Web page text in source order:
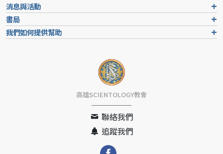
消息與活動
書局
我們如何提供幫助
高雄SCIENTOLOGY教會
聯絡我們
追蹤我們